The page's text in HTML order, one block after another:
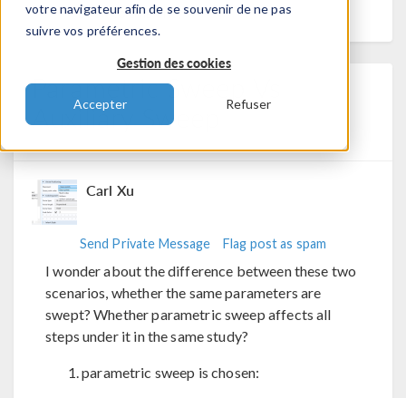
votre navigateur afin de se souvenir de ne pas
suivre vos préférences.
Gestion des cookies
Accepter Refuser
back to this one, click here.
Parametric Sweep Vs
Auxiliary Sweep
Carl Xu
Send Private Message Flag post as spam
I wonder about the difference between these two
scenarios, whether the same parameters are
swept? Whether parametric sweep affects all
steps under it in the same study?
parametric sweep is chosen: